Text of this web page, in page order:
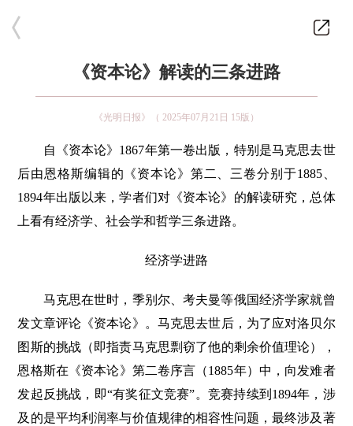
《资本论》解读的三条进路
《光明日报》（ 2025年07月21日 15版）
自《资本论》1867年第一卷出版，特别是马克思去世
后由恩格斯编辑的《资本论》第二、三卷分别于1885、
1894年出版以来，学者们对《资本论》的解读研究，总体
上看有经济学、社会学和哲学三条进路。
经济学进路
马克思在世时，季别尔、考夫曼等俄国经济学家就曾
发文章评论《资本论》。马克思去世后，为了应对洛贝尔
图斯的挑战（即指责马克思剽窃了他的剩余价值理论），
恩格斯在《资本论》第二卷序言（1885年）中，向发难者
发起反挑战，即“有奖征文竞赛”。竞赛持续到1894年，涉
及的是平均利润率与价值规律的相容性问题，最终涉及著